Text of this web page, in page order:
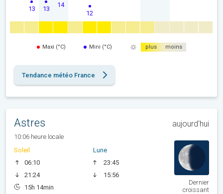
13 13
14
12
Maxi (°C) Mini (°C) plus moins
Tendance météo France
Astres aujourd'hui
10:06 heure locale
Soleil
06:10
21:24
15h 14min
Lune
23:45
15:56
Dernier
croissant